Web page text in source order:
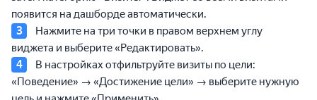
появится на дашборде автоматически.
Нажмите на три точки в правом верхнем углу
виджета и выберите «Редактировать».
В настройках отфильтруйте визиты по цели:
«Поведение» → «Достижение цели» → выберите нужную